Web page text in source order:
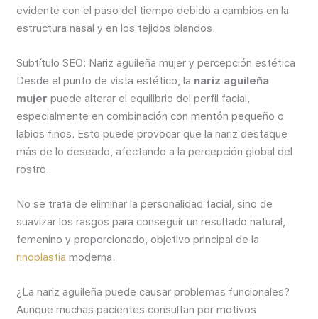
evidente con el paso del tiempo debido a cambios en la
estructura nasal y en los tejidos blandos.
Subtítulo SEO: Nariz aguileña mujer y percepción estética
Desde el punto de vista estético, la nariz aguileña
mujer puede alterar el equilibrio del perfil facial,
especialmente en combinación con mentón pequeño o
labios finos. Esto puede provocar que la nariz destaque
más de lo deseado, afectando a la percepción global del
rostro.
No se trata de eliminar la personalidad facial, sino de
suavizar los rasgos para conseguir un resultado natural,
femenino y proporcionado, objetivo principal de la
rinoplastia moderna.
¿La nariz aguileña puede causar problemas funcionales?
Aunque muchas pacientes consultan por motivos